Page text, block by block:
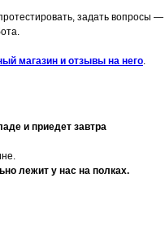
задать вопросы —
магазин и отзывы на него.
и приедет завтра
лежит у нас на полках.